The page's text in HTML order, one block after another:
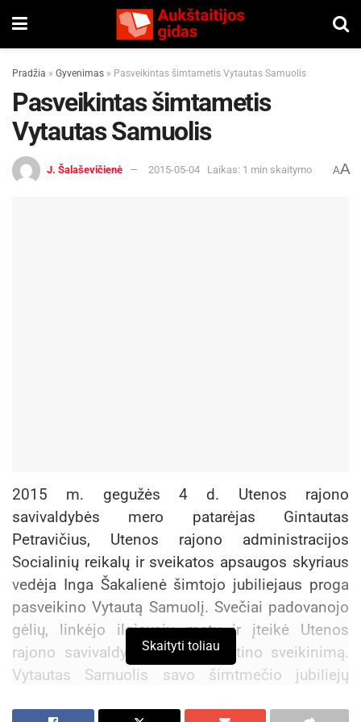
Pradžia » Gyvenimas » Pasveikintas šimtametis Vytautas Samuolis
Pasveikintas šimtametis
Vytautas Samuolis
J. Šalaševičienė 2015-05-04 Laikas: 1 min skaitymo AA
2015 m. gegužės 4 d. Utenos rajono
savivaldybės mero patarėjas Gintautas
Petravičius, Utenos rajono administracijos
Socialinių reikalų ir sveikatos apsaugos skyriaus
vedėja Inga Šakalienė šimtojo jubiliejaus proga
pasveikino Vytautą Samuolį. Svečiai padovanojo
gėlių, linkėjo ilgiausių metų ir įteikė Utenos
rajono savivaldybės mero A.Katino sveikinimą.
Vytautas Samuolis savo šimtmečio jubiliejų
Skaityti toliau